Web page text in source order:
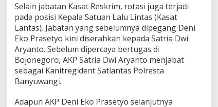
Selain jabatan Kasat Reskrim, rotasi juga terjadi
pada posisi Kepala Satuan Lalu Lintas (Kasat
Lantas). Jabatan yang sebelumnya dipegang Deni
Eko Prasetyo kini diserahkan kepada Satria Dwi
Aryanto. Sebelum dipercaya bertugas di
Bojonegoro, AKP Satria Dwi Aryanto menjabat
sebagai Kanitregident Satlantas Polresta
Banyuwangi.
Adapun AKP Deni Eko Prasetyo selanjutnya